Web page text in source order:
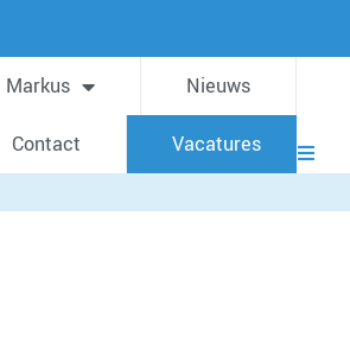
Markus Nieuws
Contact Vacatures